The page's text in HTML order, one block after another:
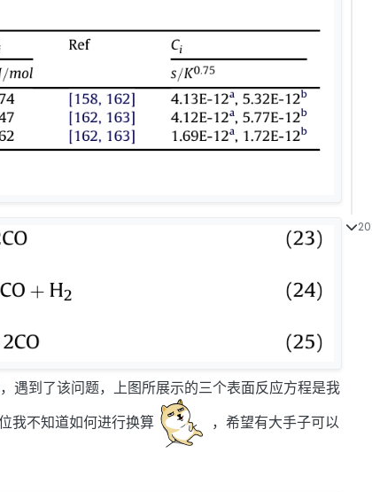
遇到了该问题，上图所展示的三个表面反应方程是我
我不知道如何进行换算
，希望有大手子可以